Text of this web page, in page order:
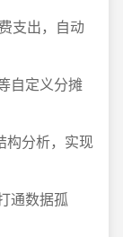
支出，自动
自定义分摊
构分析，实现
通数据孤